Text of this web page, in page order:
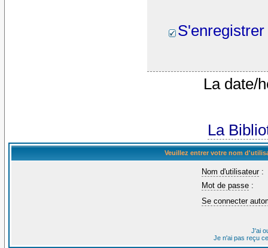
S'enregistrer
La date/
La
Veuillez entrer votre nom
Nom d'utilisateur:
Mot de passe :
Se connecter
J'ai
Je n'ai pas reçu